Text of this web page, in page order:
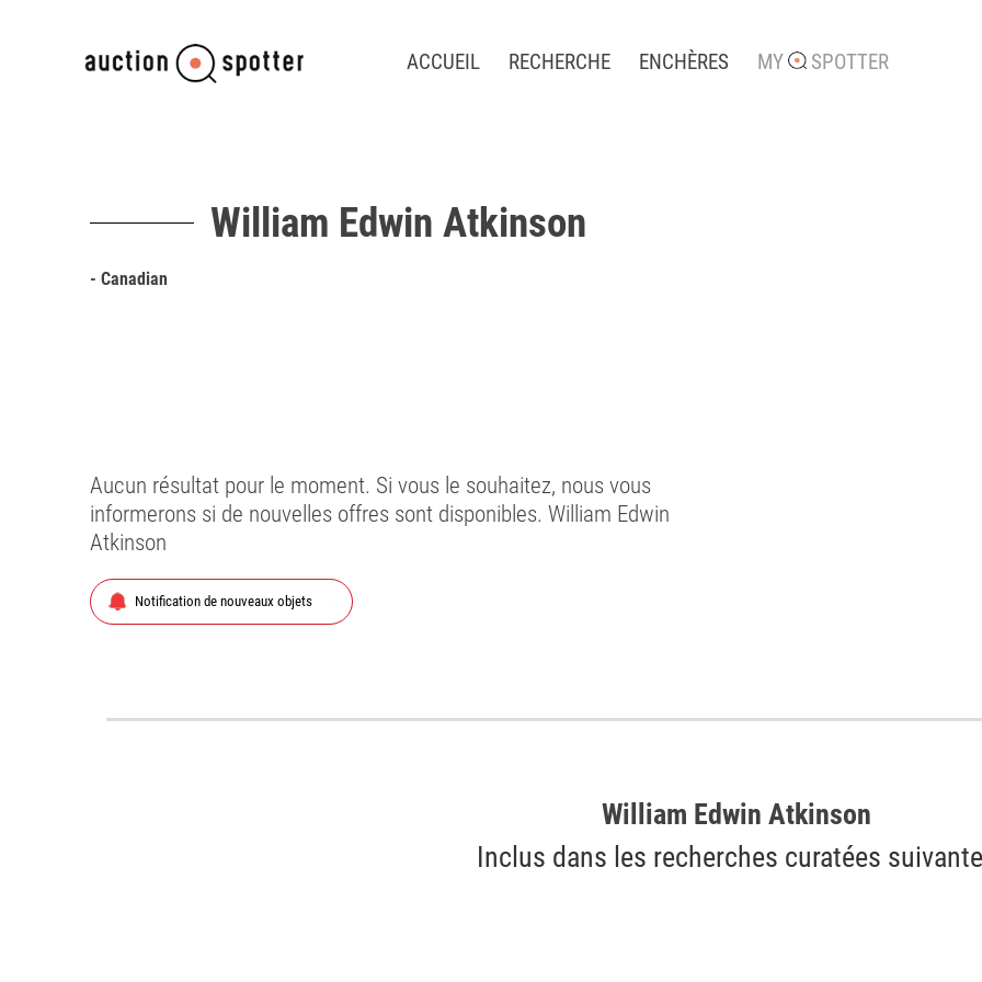
ACCUEIL RECHERCHE ENCHÈRES MY SPOTTER
William Edwin Atkinson
- Canadian
Aucun résultat pour le moment. Si vous le souhaitez, nous vous
informerons si de nouvelles offres sont disponibles. William Edwin
Atkinson
Notification de nouveaux objets
William Edwin Atkinson
Inclus dans les recherches curatées